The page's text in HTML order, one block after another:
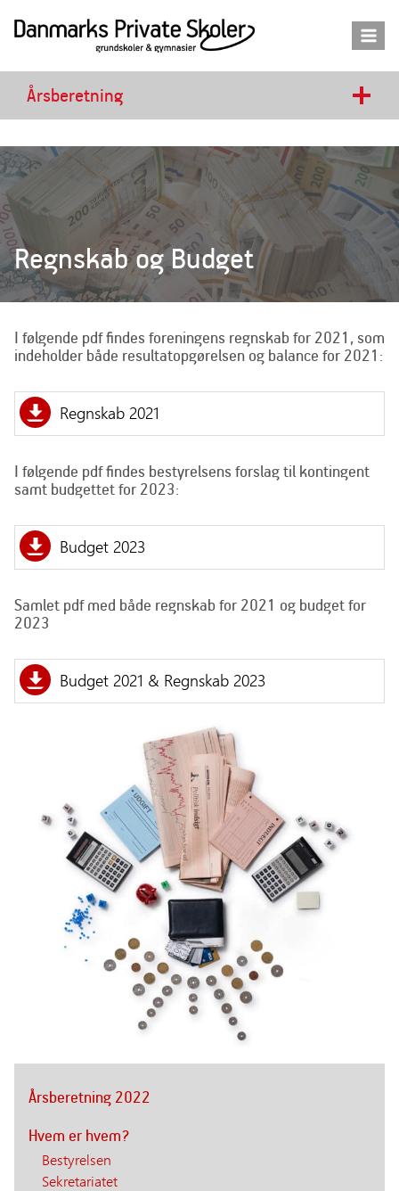
Årsberetning
Regnskab og Budget
I følgende pdf findes foreningens regnskab for 2021, som
indeholder både resultatopgørelsen og balance for 2021:
Regnskab 2021
I følgende pdf findes bestyrelsens forslag til kontingent
samt budgettet for 2023:
Budget 2023
Samlet pdf med både regnskab for 2021 og budget for
2023
Budget 2021 & Regnskab 2023
Årsberetning 2022
Hvem er hvem?
Bestyrelsen
Sekretariatet